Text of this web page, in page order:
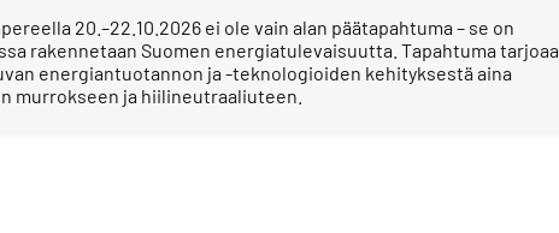
20.–22.10.2026 ei ole vain alan päätapahtuma – se on
rakennetaan Suomen energiatulevaisuutta. Tapahtuma tarjoaa
energiantuotannon ja -teknologioiden kehityksestä aina
murrokseen ja hiilineutraaliuteen.